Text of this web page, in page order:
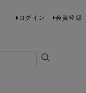
ログイン 会員登録